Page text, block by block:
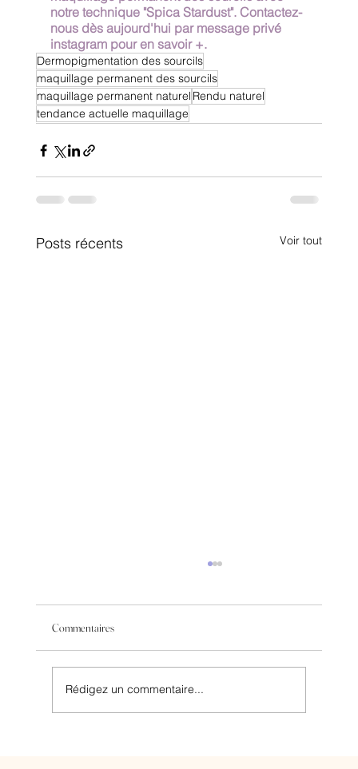
notre technique "Spica Stardust". Contactez-
nous dès aujourd'hui par message privé
instagram pour en savoir +.
Dermopigmentation des sourcils
maquillage permanent des sourcils
maquillage permanent naturel Rendu naturel
tendance actuelle maquillage
Posts récents Voir tout
Commentaires
Rédigez un commentaire...